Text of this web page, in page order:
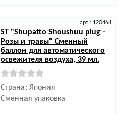
арт.: 120468
ST"Shupatto Shoushuu plug -
Розы и травы" Сменный
баллон для автоматического
освежителя воздуха, 39 мл.
Страна: Япония
Сменная упаковка